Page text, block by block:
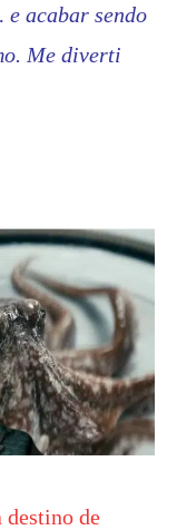
acabar sendo
Me diverti
destino de